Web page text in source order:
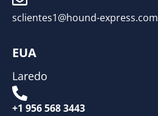
sclientes1@hound-express.com
EUA
Laredo
+1 956 568 3443